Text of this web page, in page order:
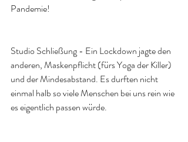
Pandemie!
Studio Schließung - Ein Lockdown jagte den
anderen, Maskenpflicht (fürs Yoga der Killer)
und der Mindesabstand. Es durften nicht
einmal halb so viele Menschen bei uns rein wie
es eigentlich passen würde.